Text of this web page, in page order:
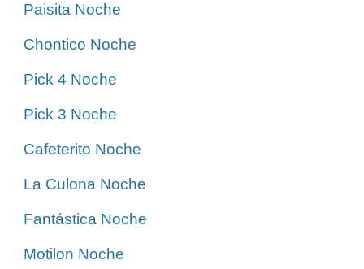
Paisita Noche
Chontico Noche
Pick 4 Noche
Pick 3 Noche
Cafeterito Noche
La Culona Noche
Fantástica Noche
Motilon Noche